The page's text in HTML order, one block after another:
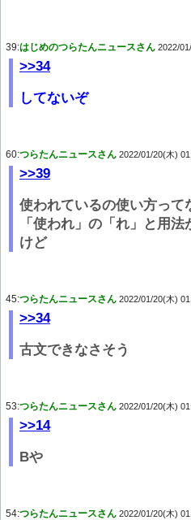
39:はじめのつらたんニュースさん 2022/
>>34
してないぞ
60:つらたんニュースさん 2022/01/20(木)
>>39
使われているの使い方って
「使われ」の「れ」と用
けど
45:つらたんニュースさん 2022/01/20(木)
>>34
古文できなさそう
53:つらたんニュースさん 2022/01/20(木)
>>14
Bや
54:つらたんニュースさん 2022/01/20(木)